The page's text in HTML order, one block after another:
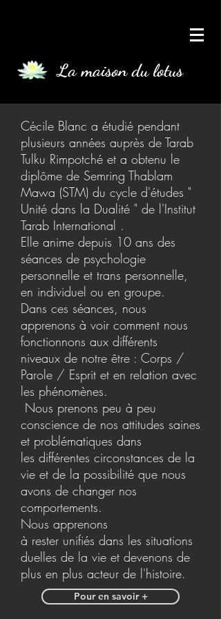
La maison du lotus
Cécile Blanc a étudié pendant
plusieurs années auprès de Tarab
Tulku Rimpotché et a obtenu le
diplôme de Semring Thablam
Mawa (STM) du cycle d'études "
Unité dans la Dualité " de l'Institut
Tarab International .
Elle anime depuis 10 ans des
séances de psychologie
personnelle et trans personnelle,
en individuel ou en groupe.
Dans ces séances, nous
apprenons à voir comment nous
fonctionnons aux différents
niveaux de notre être : Corps /
Parole / Esprit et en relation avec
les phénomènes.
Nous prenons peu à peu
conscience de nos attitudes saines
et problématiques dans
les différentes circonstances de la
vie et de la possibilité que nous
avons de changer nos
comportements.
Nous apprenons
à rester unifiés dans les situations
duelles de la vie et devenons de
plus en plus acteur de l'histoire.
Pour en savoir +